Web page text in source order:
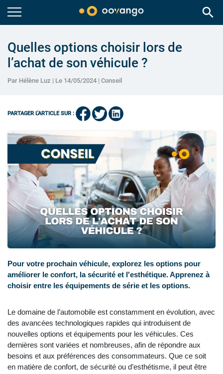
search
Quelles options choisir lors de
l’achat de son véhicule ?
Par Hélène Luz | Le 14/05/2024 | Conseil
PARTAGER L'ARTICLE SUR :
Pour votre prochain véhicule, explorez les options pour
améliorer le confort, la sécurité et l'esthétique. Apprenez à
choisir entre les équipements de série et les options.
Le domaine de l’automobile est constamment en évolution, avec
des avancées technologiques rapides qui introduisent de
nouvelles options et équipements pour les véhicules. Ces
dernières sont variées et nombreuses, afin de répondre aux
besoins et aux préférences des consommateurs. Que ce soit
en matière de confort, de sécurité ou d’esthétisme, il peut être